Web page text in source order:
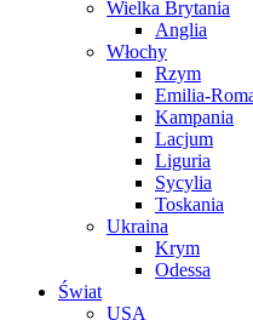
Wielka Brytania
Anglia
Włochy
Rzym
Emilia-
Kampania
Lacjum
Liguria
Sycylia
Toskania
Ukraina
Krym
Odessa
Świat
USA